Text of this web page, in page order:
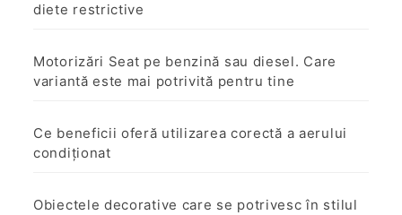
diete restrictive
Motorizări Seat pe benzină sau diesel. Care
variantă este mai potrivită pentru tine
Ce beneficii oferă utilizarea corectă a aerului
condiționat
Obiectele decorative care se potrivesc în stilul